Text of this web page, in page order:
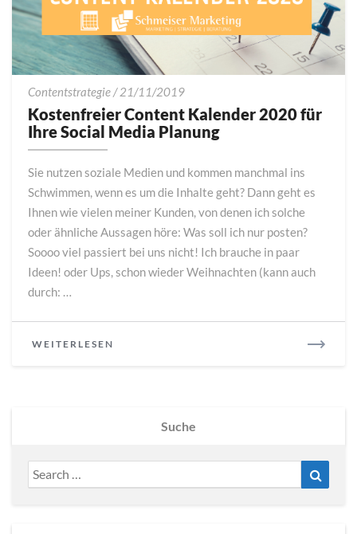
Contentstrategie/21/11/2019Kostenfreier
Content
Kalender
2020
Ihre
Social
Media
Planung
Kostenfreier Content Kalender 2020 für
Ihre Social Media Planung
Sie nutzen soziale Medien und kommen manchmal ins
Schwimmen, wenn es um die Inhalte geht? Dann geht es
Ihnen wie vielen meiner Kunden, von denen ich solche
oder ähnliche Aussagen höre: Was soll ich nur posten?
Soooo viel passiert bei uns nicht! Ich brauche in paar
Ideen! oder Ups, schon wieder Weihnachten (kann auch
durch: …
WEITERLESEN
Suche
Search
for: